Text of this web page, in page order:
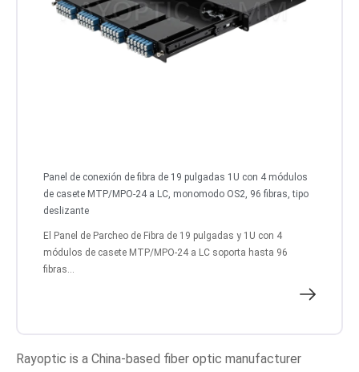
Panel de conexión de fibra de 19 pulgadas 1U con 4 módulos
de casete MTP/MPO-24 a LC, monomodo OS2, 96 fibras, tipo
deslizante
El Panel de Parcheo de Fibra de 19 pulgadas y 1U con 4
módulos de casete MTP/MPO-24 a LC soporta hasta 96
fibras...
Rayoptic is a China-based fiber optic manufacturer